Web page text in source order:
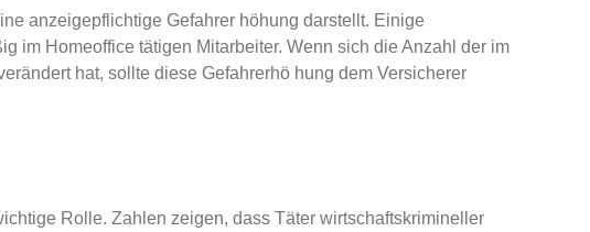
anzeigepflichtige Gefahrer­ höhung darstellt. Einige
im Homeoffice tätigen Mitarbeiter. Wenn sich die Anzahl der im
hat, sollte diese Gefahrerhö­ hung dem Versicherer
Rolle. Zahlen zeigen, dass Täter wirtschaftskrimineller